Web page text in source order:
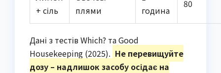
+ сіль
плями
година
80
Дані з тестів Which? та Good
Housekeeping (2025). Не перевищуйте
дозу – надлишок засобу осідає на